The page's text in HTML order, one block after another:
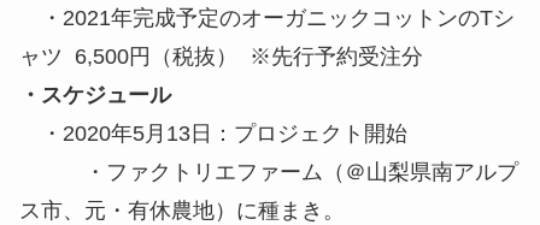
・2021年完成予定のオーガニックコットンのTシ
ャツ 6,500円（税抜） ※先行予約受注分
・スケジュール
・2020年5月13日：プロジェクト開始
・ファクトリエファーム（＠山梨県南アルプ
ス市、元・有休農地）に種まき。